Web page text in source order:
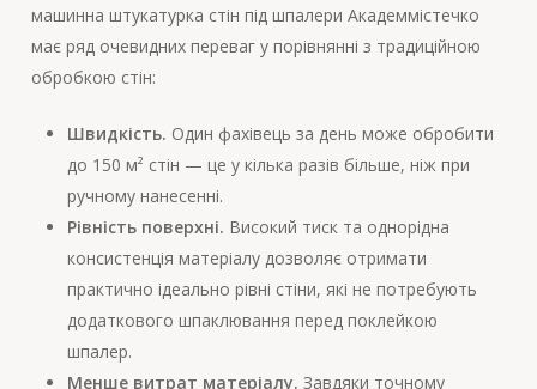
машинна штукатурка стін під шпалери Академмістечко
має ряд очевидних переваг у порівнянні з традиційною
обробкою стін:
Швидкість. Один фахівець за день може обробити
до 150 м² стін — це у кілька разів більше, ніж при
ручному нанесенні.
Рівність поверхні. Високий тиск та однорідна
консистенція матеріалу дозволяє отримати
практично ідеально рівні стіни, які не потребують
додаткового шпаклювання перед поклейкою
шпалер.
Менше витрат матеріалу. Завдяки точному